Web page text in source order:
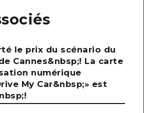
le prix du scénario du
Cannes&nbsp;! La carte
numérique
My Car&nbsp;» est